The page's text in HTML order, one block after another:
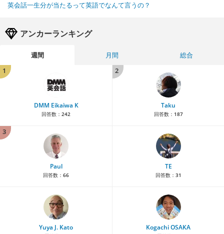
英会話一生分が当たるって英語でなんて言うの？
アンカーランキング
週間 月間
総合
1
DMM Eikaiwa K
回答数： 242
2
Taku
回答数： 187
3
Paul
回答数： 66
TE
回答数： 31
Yuya J. Kato Kogachi OSAKA